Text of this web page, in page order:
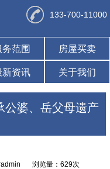
133-700-11000
务范围 房屋买卖
新资讯 关于我们
公婆、岳父母遗产
浏览量：629次